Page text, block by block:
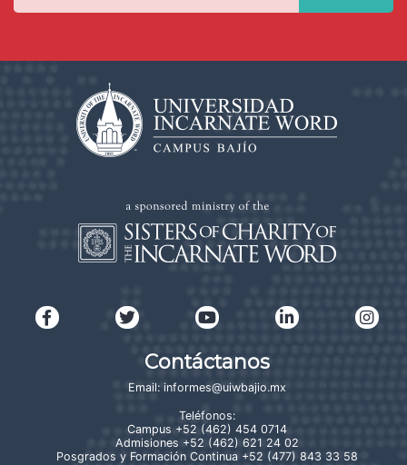
Contáctanos
Email: informes@uiwbajio.mx
Teléfonos:
Campus +52 (462) 454 0714
Admisiones +52 (462) 621 24 02
Posgrados y Formación Continua +52 (477) 843 33 58